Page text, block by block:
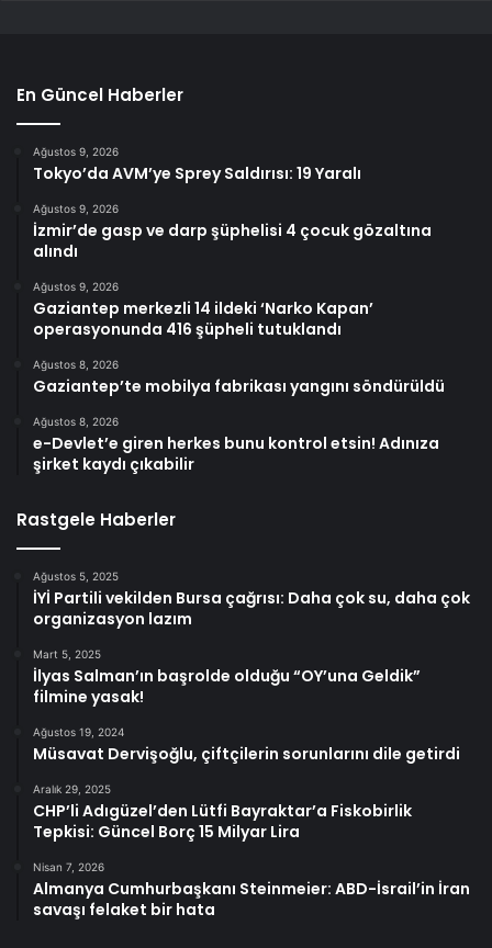
En Güncel Haberler
Ağustos 9, 2026
Tokyo’da AVM’ye Sprey Saldırısı: 19 Yaralı
Ağustos 9, 2026
İzmir’de gasp ve darp şüphelisi 4 çocuk gözaltına
alındı
Ağustos 9, 2026
Gaziantep merkezli 14 ildeki ‘Narko Kapan’
operasyonunda 416 şüpheli tutuklandı
Ağustos 8, 2026
Gaziantep’te mobilya fabrikası yangını söndürüldü
Ağustos 8, 2026
e-Devlet’e giren herkes bunu kontrol etsin! Adınıza
şirket kaydı çıkabilir
Rastgele Haberler
Ağustos 5, 2025
İYİ Partili vekilden Bursa çağrısı: Daha çok su, daha çok
organizasyon lazım
Mart 5, 2025
İlyas Salman’ın başrolde olduğu “OY’una Geldik”
filmine yasak!
Ağustos 19, 2024
Müsavat Dervişoğlu, çiftçilerin sorunlarını dile getirdi
Aralık 29, 2025
CHP’li Adıgüzel’den Lütfi Bayraktar’a Fiskobirlik
Tepkisi: Güncel Borç 15 Milyar Lira
Nisan 7, 2026
Almanya Cumhurbaşkanı Steinmeier: ABD-İsrail’in İran
savaşı felaket bir hata